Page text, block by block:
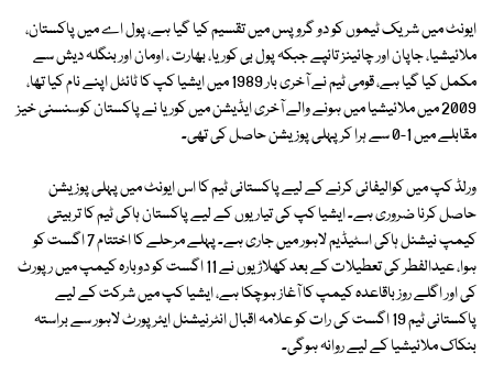
ایونٹ میں شریک ٹیموں کو دو گروپس میں تقسیم کیا گیا ہے، پول اے میں پاکستان،
ملائیشیا، جاپان اور چائینز تائپے جبکہ پول بی کوریا، بھارت ، اومان اور بنگلہ دیش سے
مکمل کیا گیا ہے، قومی ٹیم نے آخری بار 1989 میں ایشیا کپ کا ٹائٹل اپنے نام کیا تھا،
2009 میں ملائیشیا میں ہونے والے آخری ایڈیشن میں کوریا نے پاکستان کوسنسنی خیز
مقابلے میں 1-0 سے ہرا کر پہلی پوزیشن حاصل کی تھی۔
ورلڈ کپ میں کوالیفائی کرنے کے لیے پاکستانی ٹیم کا اس ایونٹ میں پہلی پوزیشن
حاصل کرنا ضروری ہے۔ ایشیا کپ کی تیاریوں کے لیے پاکستان ہاکی ٹیم کا تربیتی
کیمپ نیشنل ہاکی اسٹیڈیم لاہور میں جاری ہے۔ پہلے مرحلے کا اختتام 7 اگست کو
ہوا، عیدالفطر کی تعطیلات کے بعد کھلاڑیوں نے 11 اگست کو دوبارہ کیمپ میں رپورٹ
کی اور اگلے روز باقاعدہ کیمپ کا آغاز ہوچکا ہے، ایشیا کپ میں شرکت کے لیے
پاکستانی ٹیم 19 اگست کی رات کو علامہ اقبال انٹرنیشنل ایئرپورٹ لاہور سے براستہ
بنکاک ملائیشیا کے لیے روانہ ہوگی۔